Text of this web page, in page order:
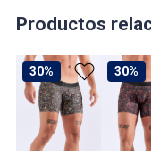
COLOMBIA
BAGUER S.A.S
Cuidado y Lavado
GENERAL LAVAR EN
PLANCHAR EN
COLORES SIMILARES
Productos
30% 30%